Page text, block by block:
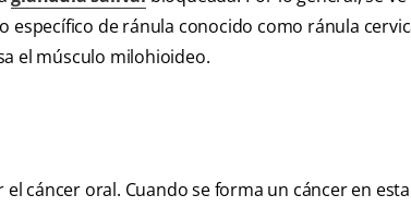
de ránula conocido como ránula
el músculo milohioideo.
cáncer oral. Cuando se forma un cáncer en